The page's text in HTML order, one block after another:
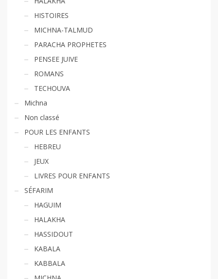
HISTOIRES
MICHNA-TALMUD
PARACHA PROPHETES
PENSEE JUIVE
ROMANS
TECHOUVA
Michna
Non classé
POUR LES ENFANTS
HEBREU
JEUX
LIVRES POUR ENFANTS
SÉFARIM
HAGUIM
HALAKHA
HASSIDOUT
KABALA
KABBALA